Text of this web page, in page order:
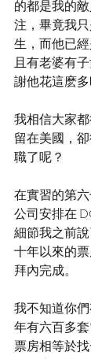
的都是我的
注，畢竟我
生，而他已
且有老婆有
謝他花這麽多
我相信大家
留在美國，
職了呢？
在實習的第
公司安排在
細節我之前
十年以來的
拜內完成。
我不知道你
年有六百多
票房相等於